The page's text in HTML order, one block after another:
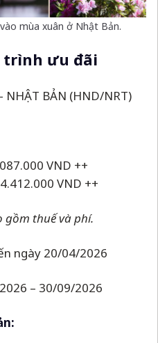
mùa xuân ở Nhật Bản.
trình ưu đãi
NHẬT BẢN (HND/NRT)
VND ++
VND ++
gồm thuế và phí.
ngày 20/04/2026
– 30/09/2026